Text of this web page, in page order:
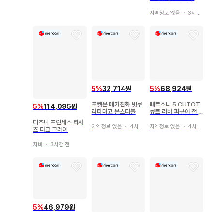
지역정보 없음 ・ 3시간 전
5%114,095원
디즈니 프린세스 티셔
츠 다크 그레이
지바 ・ 3시간 전
5%32,714원
포켓몬 메가진화 빗쿠
라타마고 몬스터볼
지역정보 없음 ・ 4시간 전
5%68,924원
페르소나 5 CUTOT
큐트 러버 피규어 전 6
지역정보 없음 ・ 4시간 전
5%46,979원